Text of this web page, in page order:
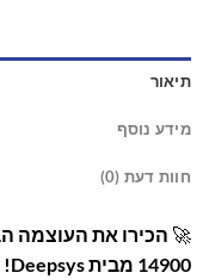
תיאור
מידע נוסף
חוות דעת (0)
🚀
14900 מבית Deepsys!